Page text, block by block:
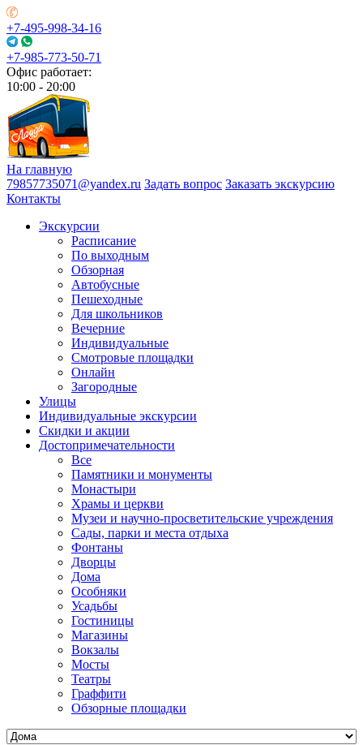
+7-495-998-34-16
+7-985-773-50-71
Офис работает:
10:00 - 20:00
На главную
79857735071@yandex.ru Задать вопрос Заказать экскурсию
Контакты
Экскурсии
Расписание
По выходным
Обзорная
Автобусные
Пешеходные
Для школьников
Вечерние
Индивидуальные
Смотровые площадки
Онлайн
Загородные
Улицы
Индивидуальные экскурсии
Скидки и акции
Достопримеча­тельности
Все
Памятники и монументы
Монастыри
Храмы и церкви
Музеи и научно-просветительские учреждения
Сады, парки и места отдыха
Фонтаны
Дворцы
Дома
Особняки
Усадьбы
Гостиницы
Магазины
Вокзалы
Мосты
Театры
Граффити
Обзорные площадки